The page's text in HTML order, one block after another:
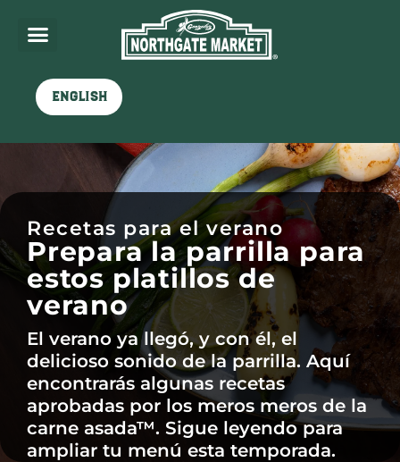
English
Recetas para el verano
Prepara la parrilla para
estos platillos de
verano
El verano ya llegó, y con él, el
delicioso sonido de la parrilla. Aquí
encontrarás algunas recetas
aprobadas por los meros meros de la
carne asada™. Sigue leyendo para
ampliar tu menú esta temporada.